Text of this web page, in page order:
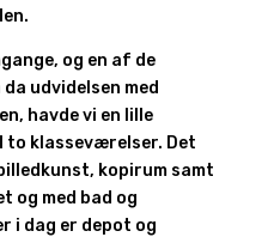
og en af de
da udvidelsen med
havde vi en lille
to klasseværelser. Det
kopirum samt
og med bad og
i dag er depot og